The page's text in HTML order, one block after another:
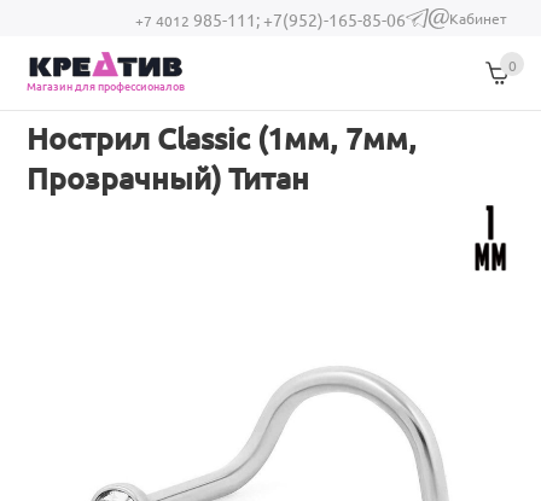
Перейти к основному содержанию
+7 4012 985-111;+7(952)-165-85-06
(link sends e-
Кабинет
Магазин для профессионалов
0
Нострил Classic (1мм, 7мм,
Прозрачный) Титан